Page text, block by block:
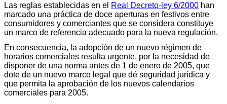
Las reglas establecidas en el Real Decreto-ley 6/2000 han
marcado una práctica de doce aperturas en festivos entre
consumidores y comerciantes que se considera constituye
un marco de referencia adecuado para la nueva regulación.
En consecuencia, la adopción de un nuevo régimen de
horarios comerciales resulta urgente, por la necesidad de
disponer de una norma antes de 1 de enero de 2005, que
dote de un nuevo marco legal que dé seguridad jurídica y
que permita la aprobación de los nuevos calendarios
comerciales para 2005.